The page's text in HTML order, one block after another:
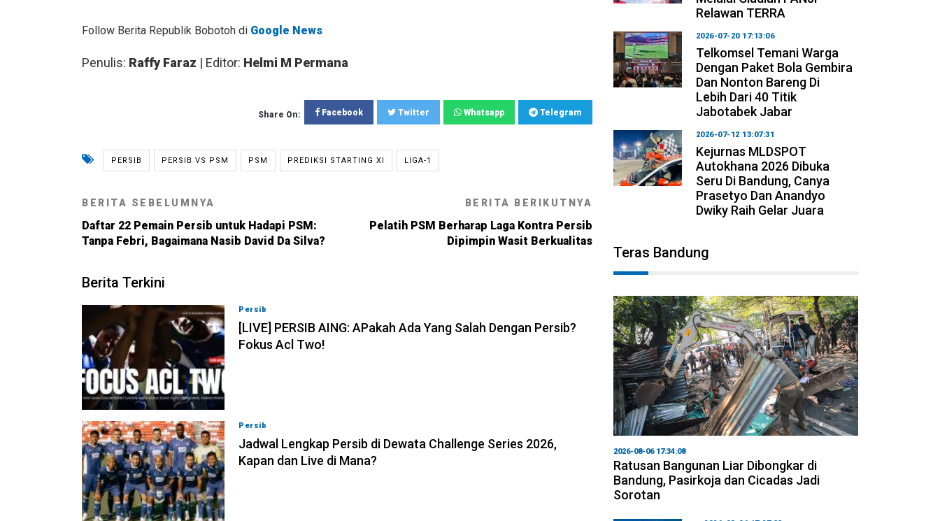
Follow Berita Republik Bobotoh di Google News
Penulis: Raffy Faraz | Editor: Helmi M Permana
Share On: Facebook Twitter Whatsapp Telegram
PERSIB PERSIB VS PSM PSM PREDIKSI STARTING XI LIGA-1
BERITA SEBELUMNYA
Daftar 22 Pemain Persib untuk Hadapi PSM:
Tanpa Febri, Bagaimana Nasib David Da Silva?
BERITA BERIKUTNYA
Pelatih PSM Berharap Laga Kontra Persib
Dipimpin Wasit Berkualitas
Berita Terkini
Persib
[LIVE] PERSIB AING: APakah Ada Yang Salah Dengan Persib?
Fokus Acl Two!
Persib
Jadwal Lengkap Persib di Dewata Challenge Series 2026,
Kapan dan Live di Mana?
Relawan TERRA
2026-07-20 17:13:06
Telkomsel Temani Warga
Dengan Paket Bola Gembira
Dan Nonton Bareng Di
Lebih Dari 40 Titik
Jabotabek Jabar
2026-07-12 13:07:31
Kejurnas MLDSPOT
Autokhana 2026 Dibuka
Seru Di Bandung, Canya
Prasetyo Dan Anandyo
Dwiky Raih Gelar Juara
Teras Bandung
2026-08-06 17:34:08
Ratusan Bangunan Liar Dibongkar di
Bandung, Pasirkoja dan Cicadas Jadi
Sorotan